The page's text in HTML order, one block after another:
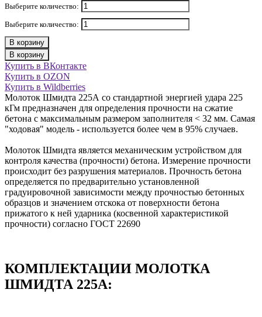
Выберите количество:
Выберите количество:
В корзину
В корзину
Купить в ВКонтакте
Купить в OZON
Купить в Wildberries
Молоток Шмидта 225А со стандартной энергией удара 225
кГм предназначен для определения прочности на сжатие
бетона с максимальным размером заполнителя < 32 мм. Самая
"ходовая" модель - используется более чем в 95% случаев.
Молоток Шмидта является механическим устройством для
контроля качества (прочности) бетона. Измерение прочности
происходит без разрушения материалов. Прочность бетона
определяется по предварительно установленной
градуировочной зависимости между прочностью бетонных
образцов и значением отскока от поверхности бетона
прижатого к ней ударника (косвенной характеристикой
прочности) согласно ГОСТ 22690
КОМПЛЕКТАЦИИ МОЛОТКА
ШМИДТА 225А: